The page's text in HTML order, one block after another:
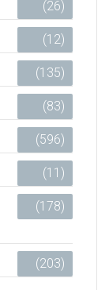
(26)
(12)
(135)
(83)
(596)
(11)
(178)
(203)